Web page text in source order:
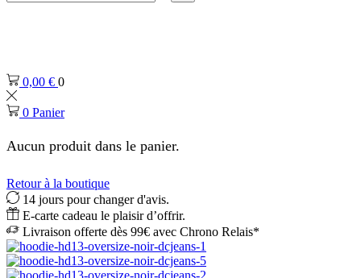
de
Rechercher
0,00 € 0
0 Panier
Aucun produit dans le panier.
Retour à la boutique
14 jours pour changer d'avis.
E-carte cadeau le plaisir d’offrir.
Livraison offerte dès 99€ avec Chrono Relais*